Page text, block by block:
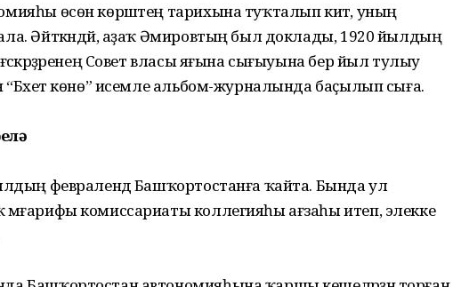
өсөн көрәштең тарихына туҡталып китә, уның
Әйткәндәй, аҙаҡ Әмировтың был доклады, 1920 йылдың
Совет власы яғына сығыуына бер йыл тулыу
“Бәхет көнө” исемле альбом-журналында баҫылып сыға.
февралендә Башҡортостанға ҡайта. Бында ул
комиссариаты коллегияһы ағзаһы итеп, элекке